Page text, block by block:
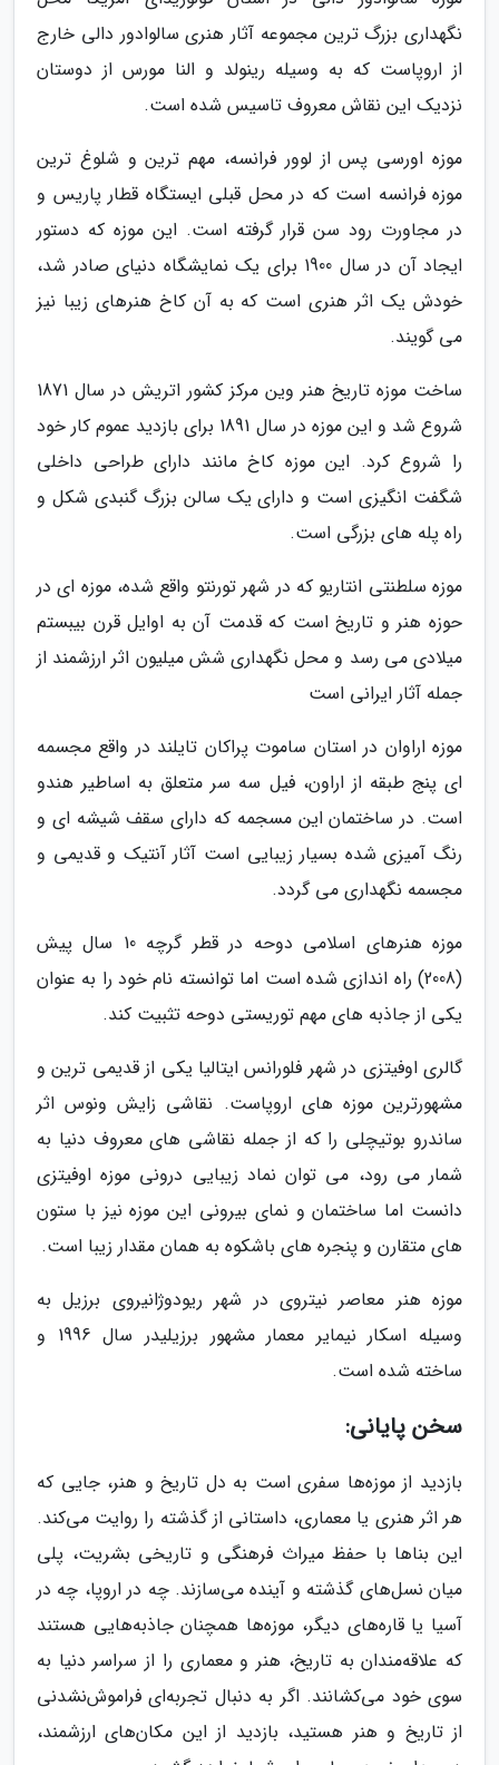
نگهداری بزرگ ترین مجموعه آثار هنری سالوادور دالی خارج
از اروپاست که به وسیله رینولد و النا مورس از دوستان
نزدیک این نقاش معروف تاسیس شده است.
موزه اورسی پس از لوور فرانسه، مهم ترین و شلوغ ترین
موزه فرانسه است که در محل قبلی ایستگاه قطار پاریس و
در مجاورت رود سن قرار گرفته است. این موزه که دستور
ایجاد آن در سال 1900 برای یک نمایشگاه دنیای صادر شد،
خودش یک اثر هنری است که به آن کاخ هنرهای زیبا نیز
می گویند.
ساخت موزه تاریخ هنر وین مرکز کشور اتریش در سال 1871
شروع شد و این موزه در سال 1891 برای بازدید عموم کار خود
را شروع کرد. این موزه کاخ مانند دارای طراحی داخلی
شگفت انگیزی است و دارای یک سالن بزرگ گنبدی شکل و
راه پله های بزرگی است.
موزه سلطنتی انتاریو که در شهر تورنتو واقع شده، موزه ای در
حوزه هنر و تاریخ است که قدمت آن به اوایل قرن بیبستم
میلادی می رسد و محل نگهداری شش میلیون اثر ارزشمند از
جمله آثار ایرانی است
موزه اراوان در استان ساموت پراکان تایلند در واقع مجسمه
ای پنج طبقه از اراون، فیل سه سر متعلق به اساطیر هندو
است. در ساختمان این مسجمه که دارای سقف شیشه ای و
رنگ آمیزی شده بسیار زیبایی است آثار آنتیک و قدیمی و
مجسمه نگهداری می گردد.
موزه هنرهای اسلامی دوحه در قطر گرچه 10 سال پیش
(2008) راه اندازی شده است اما توانسته نام خود را به عنوان
یکی از جاذبه های مهم توریستی دوحه تثبیت کند.
گالری اوفیتزی در شهر فلورانس ایتالیا یکی از قدیمی ترین و
مشهورترین موزه های اروپاست. نقاشی زایش ونوس اثر
ساندرو بوتیچلی را که از جمله نقاشی های معروف دنیا به
شمار می رود، می توان نماد زیبایی درونی موزه اوفیتزی
دانست اما ساختمان و نمای بیرونی این موزه نیز با ستون
های متقارن و پنجره های باشکوه به همان مقدار زیبا است.
موزه هنر معاصر نیتروی در شهر ریودوژانیروی برزیل به
وسیله اسکار نیمایر معمار مشهور برزیلیدر سال 1996 و
ساخته شده است.
سخن پایانی:
بازدید از موزه‌ها سفری است به دل تاریخ و هنر، جایی که
هر اثر هنری یا معماری، داستانی از گذشته را روایت می‌کند.
این بناها با حفظ میراث فرهنگی و تاریخی بشریت، پلی
میان نسل‌های گذشته و آینده می‌سازند. چه در اروپا، چه در
آسیا یا قاره‌های دیگر، موزه‌ها همچنان جاذبه‌هایی هستند
که علاقه‌مندان به تاریخ، هنر و معماری را از سراسر دنیا به
سوی خود می‌کشانند. اگر به دنبال تجربه‌ای فراموش‌نشدنی
از تاریخ و هنر هستید، بازدید از این مکان‌های ارزشمند،